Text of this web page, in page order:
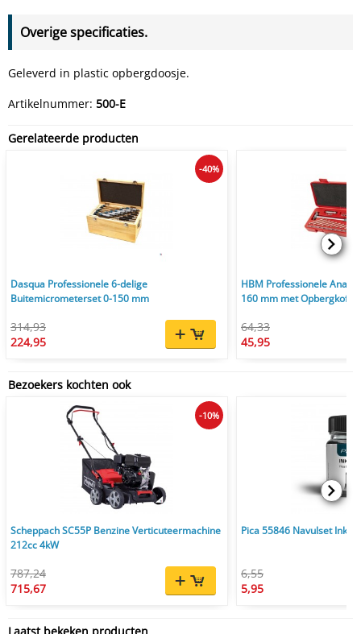
Overige specificaties.
Geleverd in plastic opbergdoosje.
Artikelnummer: 500-E
Gerelateerde producten
Dasqua Professionele 6-delige
Buitemicrometerset 0-150 mm
314,93
224,95
-40%
HBM Professionele
160 mm met Opbergkoffer
64,33
45,95
Bezoekers kochten ook
Scheppach SC55P Benzine Verticuteermachine
212cc 4kW
787,24
715,67
-10%
Pica 55846 Navulset Ink
6,55
5,95
Laatst bekeken producten